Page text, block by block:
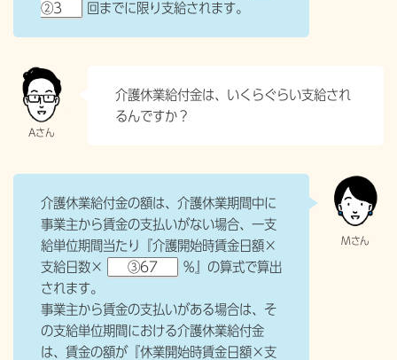
②3
回までに限り支給されます。
介護休業給付金は、いくらぐらい支給され
るんですか？
介護休業給付金の額は、介護休業期間中に
事業主から賃金の支払いがない場合、一支
給単位期間当たり『介護開始時賃金日額×
支給日数×
③67
％』の算式で算出
されます。
事業主から賃金の支払いがある場合は、そ
の支給単位期間における介護休業給付金
は、賃金の額が『休業開始時賃金日額×支